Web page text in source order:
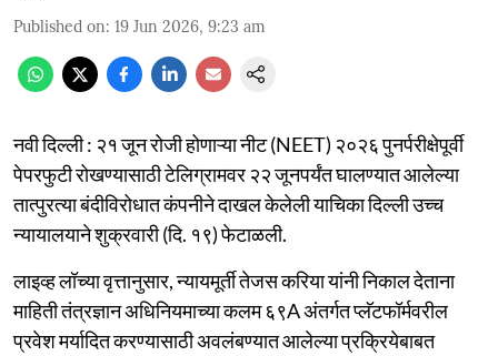
Published on: 19 Jun 2026, 9:23 am
नवी दिल्ली : २१ जून रोजी होणाऱ्या नीट (NEET) २०२६ पुनर्परीक्षेपूर्वी
पेपरफुटी रोखण्यासाठी टेलिग्रामवर २२ जूनपर्यंत घालण्यात आलेल्या
तात्पुरत्या बंदीविरोधात कंपनीने दाखल केलेली याचिका दिल्ली उच्च
न्यायालयाने शुक्रवारी (दि. १९) फेटाळली.
लाइव्ह लॉच्या वृत्तानुसार, न्यायमूर्ती तेजस करिया यांनी निकाल देताना
माहिती तंत्रज्ञान अधिनियमाच्या कलम ६९A अंतर्गत प्लॅटफॉर्मवरील
प्रवेश मर्यादित करण्यासाठी अवलंबण्यात आलेल्या प्रक्रियेबाबत